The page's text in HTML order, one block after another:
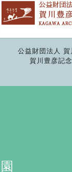
公益財団法人
賀川豊彦記